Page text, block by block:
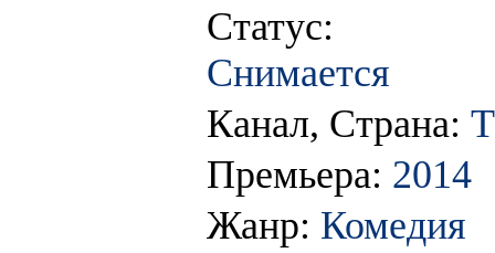
Статус:
Снимается
Канал, Страна:
Премьера: 2014
Жанр: Комедия